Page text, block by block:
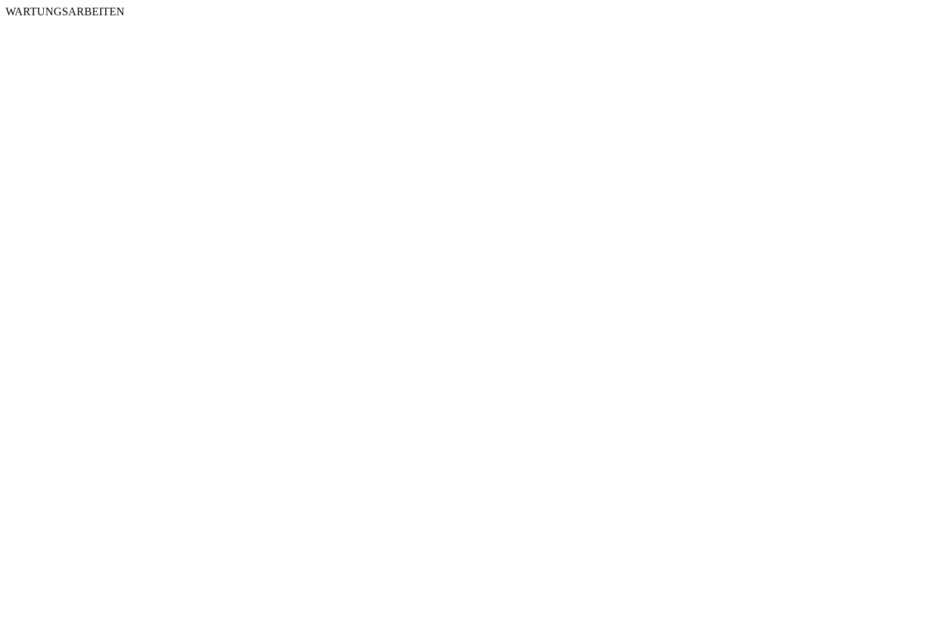
WARTUNGSARBEITEN